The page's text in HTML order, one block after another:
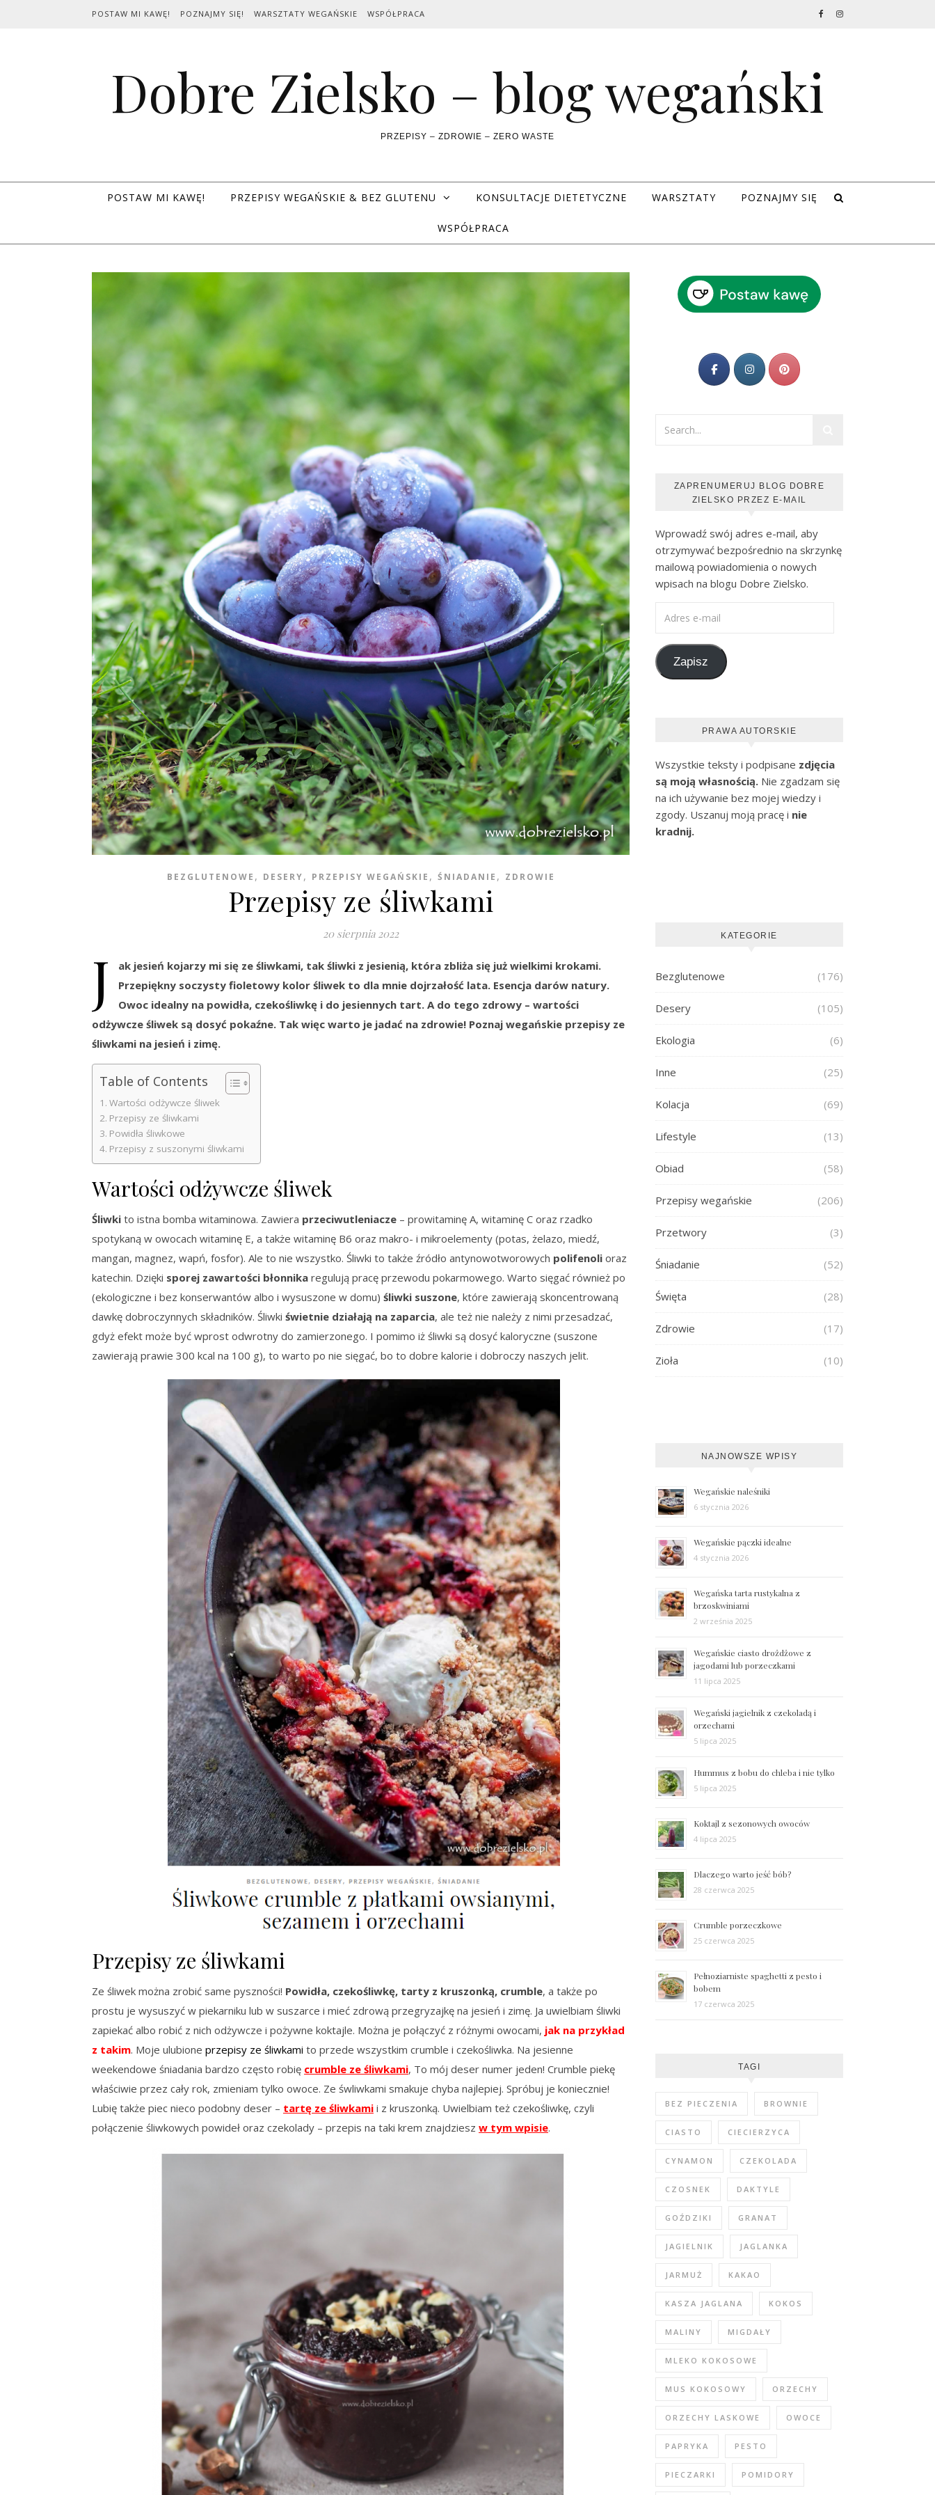
POSTAW MI KAWĘ! POZNAJMY SIĘ! WARSZTATY WEGAŃSKIE WSPÓŁPRACA
Dobre Zielsko – blog wegański
PRZEPISY – ZDROWIE – ZERO WASTE
POSTAW MI KAWĘ! PRZEPISY WEGAŃSKIE & BEZ GLUTENU KONSULTACJE DIETETYCZNE WARSZTATY POZNAJMY SIĘ
WSPÓŁPRACA
BEZGLUTENOWE , DESERY, PRZEPISY WEGAŃSKIE , ŚNIADANIE , ZDROWIE
Przepisy ze śliwkami
20 sierpnia 2022
J
ak jesień kojarzy mi się ze śliwkami, tak śliwki z jesienią, która zbliża się już wielkimi krokami.
Przepiękny soczysty fioletowy kolor śliwek to dla mnie dojrzałość lata. Esencja darów natury.
Owoc idealny na powidła, czekośliwkę i do jesiennych tart. A do tego zdrowy – wartości
odżywcze śliwek są dosyć pokaźne. Tak więc warto je jadać na zdrowie! Poznaj wegańskie przepisy ze
śliwkami na jesień i zimę.
Table of Contents
Wartości odżywcze śliwek
Przepisy ze śliwkami
Powidła śliwkowe
Przepisy z suszonymi śliwkami
Wartości odżywcze śliwek
Śliwki to istna bomba witaminowa. Zawiera przeciwutleniacze – prowitaminę A, witaminę C oraz rzadko
spotykaną w owocach witaminę E, a także witaminę B6 oraz makro- i mikroelementy (potas, żelazo, miedź,
mangan, magnez, wapń, fosfor). Ale to nie wszystko. Śliwki to także źródło antynowotworowych polifenoli oraz
katechin. Dzięki sporej zawartości błonnika regulują pracę przewodu pokarmowego. Warto sięgać również po
(ekologiczne i bez konserwantów albo i wysuszone w domu) śliwki suszone, które zawierają skoncentrowaną
dawkę dobroczynnych składników. Śliwki świetnie działają na zaparcia, ale też nie należy z nimi przesadzać,
gdyż efekt może być wprost odwrotny do zamierzonego. I pomimo iż śliwki są dosyć kaloryczne (suszone
zawierają prawie 300 kcal na 100 g), to warto po nie sięgać, bo to dobre kalorie i dobroczy naszych jelit.
Przepisy ze śliwkami
Ze śliwek można zrobić same pyszności! Powidła, czekośliwkę, tarty z kruszonką, crumble, a także po
prostu je wysuszyć w piekarniku lub w suszarce i mieć zdrową przegryzajkę na jesień i zimę. Ja uwielbiam śliwki
zapiekać albo robić z nich odżywcze i pożywne koktajle. Można je połączyć z różnymi owocami, jak na przykład
z takim. Moje ulubione przepisy ze śliwkami to przede wszystkim crumble i czekośliwka. Na jesienne
weekendowe śniadania bardzo często robię crumble ze śliwkami, To mój deser numer jeden! Crumble piekę
właściwie przez cały rok, zmieniam tylko owoce. Ze śwliwkami smakuje chyba najlepiej. Spróbuj je koniecznie!
Lubię także piec nieco podobny deser – tartę ze śliwkami i z kruszonką. Uwielbiam też czekośliwkę, czyli
połączenie śliwkowych powideł oraz czekolady – przepis na taki krem znajdziesz w tym wpisie.
ZAPRENUMERUJ BLOG DOBRE
ZIELSKO PRZEZ E-MAIL
Wprowadź swój adres e-mail, aby
otrzymywać bezpośrednio na skrzynkę
mailową powiadomienia o nowych
wpisach na blogu Dobre Zielsko.
Zapisz
PRAWA AUTORSKIE
Wszystkie teksty i podpisane zdjęcia
są moją własnością. Nie zgadzam się
na ich używanie bez mojej wiedzy i
zgody. Uszanuj moją pracę i nie
kradnij.
KATEGORIE
Bezglutenowe (176)
Desery (105)
Ekologia (6)
Inne (25)
Kolacja (69)
Lifestyle (13)
Obiad (58)
Przepisy wegańskie (206)
Przetwory (3)
Śniadanie (52)
Święta (28)
Zdrowie (17)
Zioła (10)
NAJNOWSZE WPISY
Wegańskie naleśniki
6 stycznia 2026
Wegańskie pączki idealne
4 stycznia 2026
Wegańska tarta rustykalna z
brzoskwiniami
2 września 2025
Wegańskie ciasto drożdżowe z
jagodami lub porzeczkami
11 lipca 2025
Wegański jagielnik z czekoladą i
orzechami
5 lipca 2025
Hummus z bobu do chleba i nie tylko
5 lipca 2025
Koktajl z sezonowych owoców
4 lipca 2025
Dlaczego warto jeść bób?
28 czerwca 2025
Crumble porzeczkowe
25 czerwca 2025
Pełnoziarniste spaghetti z pesto i
bobem
17 czerwca 2025
TAGI
BEZ PIECZENIA BROWNIE
CIASTO CIECIERZYCA
CYNAMON CZEKOLADA
CZOSNEK DAKTYLE
GOŹDZIKI GRANAT
JAGIELNIK JAGLANKA
JARMUŻ KAKAO
KASZA JAGLANA KOKOS
MALINY MIGDAŁY
MLEKO KOKOSOWE
MUS KOKOSOWY ORZECHY
ORZECHY LASKOWE OWOCE
PAPRYKA PESTO
PIECZARKI POMIDORY